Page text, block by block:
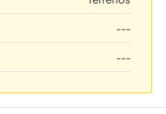
---
---